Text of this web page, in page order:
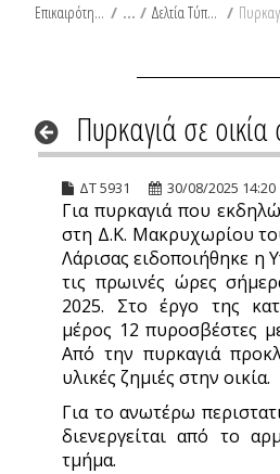
Επικαιρότητα / Δελτία Τύπου /
Πυρκαγιά σε
ΔΤ 5931 30/08/2025 14:20
Για πυρκαγιά που
στη Δ.Κ. Μακρυχωρίου
Λάρισας ειδοποιήθηκε η
τις πρωινές ώρες
2025. Στο έργο της
μέρος 12 πυροσβέστες
Από την πυρκαγιά
υλικές ζημιές στην οικία.
Για το ανωτέρω
διενεργείται από το
τμήμα.